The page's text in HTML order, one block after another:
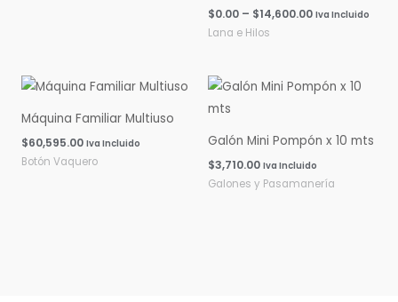
$0.00 – $14,600.00 Iva Incluido
Lana e Hilos
Máquina Familiar Multiuso
$60,595.00 Iva Incluido
Botón Vaquero
Galón Mini Pompón x 10 mts
$3,710.00 Iva Incluido
Galones y Pasamanería